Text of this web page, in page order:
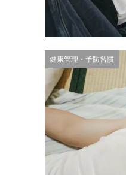
健康管理・予防習慣